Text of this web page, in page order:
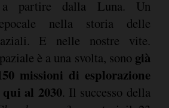
a partire dalla Luna. Un
nella storia delle
E nelle nostre vite.
è a una svolta, sono già
missioni di esplorazione
al 2030. Il successo della